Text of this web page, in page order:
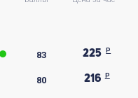
83 225
80 216